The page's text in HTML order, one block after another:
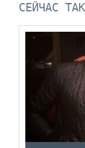
СЕЙЧАС